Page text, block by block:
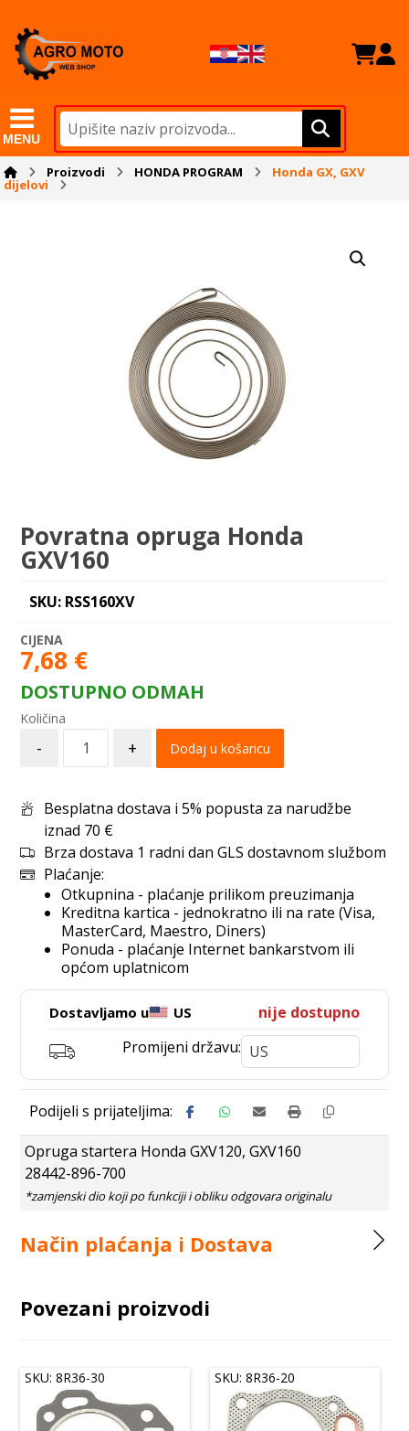
MENU
Proizvodi HONDA PROGRAM Honda GX, GXV
dijelovi
Povratna opruga Honda
GXV160
SKU: RSS160XV
7,68 €
DOSTUPNO ODMAH
- + Dodaj u košaricu
Besplatna dostava i 5% popusta za narudžbe
iznad 70 €
Brza dostava 1 radni dan GLS dostavnom službom
Plaćanje:
Otkupnina - plaćanje prilikom preuzimanja
Kreditna kartica - jednokratno ili na rate (Visa,
MasterCard, Maestro, Diners)
Ponuda - plaćanje Internet bankarstvom ili
općom uplatnicom
Dostavljamo u US
nije dostupno
Promijeni državu:
Opruga startera Honda GXV120, GXV160
28442-896-700
Način plaćanja i Dostava
Povezani proizvodi
SKU: 8R36-30 SKU: 8R36-20